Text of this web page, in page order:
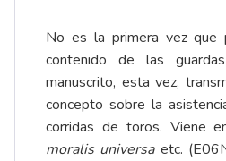
No es la primera vez que
contenido de las
manuscrito, esta vez,
concepto sobre la
corridas de toros. Viene
moralis universa etc.